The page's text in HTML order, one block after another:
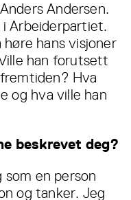
Andersen.
Arbeiderpartiet.
hans visjoner
han forutsett
Hva
og hva ville han
beskrevet deg?
en person
og tanker. Jeg